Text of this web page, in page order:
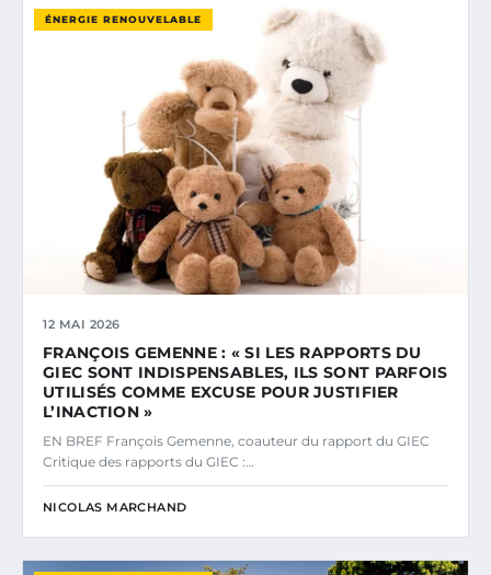
ÉNERGIE RENOUVELABLE
12 MAI 2026
FRANÇOIS GEMENNE : « SI LES RAPPORTS DU
GIEC SONT INDISPENSABLES, ILS SONT PARFOIS
UTILISÉS COMME EXCUSE POUR JUSTIFIER
L’INACTION »
EN BREF François Gemenne, coauteur du rapport du GIEC
Critique des rapports du GIEC :…
NICOLAS MARCHAND